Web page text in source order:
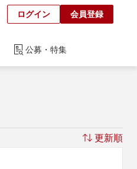
ログイン 会員登録
公募・特集
更新順